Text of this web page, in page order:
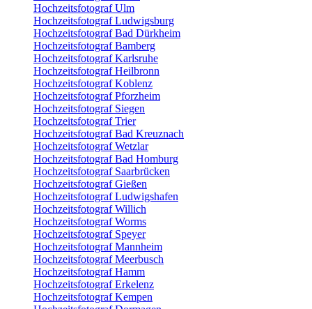
Hochzeitsfotograf Ulm
Hochzeitsfotograf Ludwigsburg
Hochzeitsfotograf Bad Dürkheim
Hochzeitsfotograf Bamberg
Hochzeitsfotograf Karlsruhe
Hochzeitsfotograf Heilbronn
Hochzeitsfotograf Koblenz
Hochzeitsfotograf Pforzheim
Hochzeitsfotograf Siegen
Hochzeitsfotograf Trier
Hochzeitsfotograf Bad Kreuznach
Hochzeitsfotograf Wetzlar
Hochzeitsfotograf Bad Homburg
Hochzeitsfotograf Saarbrücken
Hochzeitsfotograf Gießen
Hochzeitsfotograf Ludwigshafen
Hochzeitsfotograf Willich
Hochzeitsfotograf Worms
Hochzeitsfotograf Speyer
Hochzeitsfotograf Mannheim
Hochzeitsfotograf Meerbusch
Hochzeitsfotograf Hamm
Hochzeitsfotograf Erkelenz
Hochzeitsfotograf Kempen